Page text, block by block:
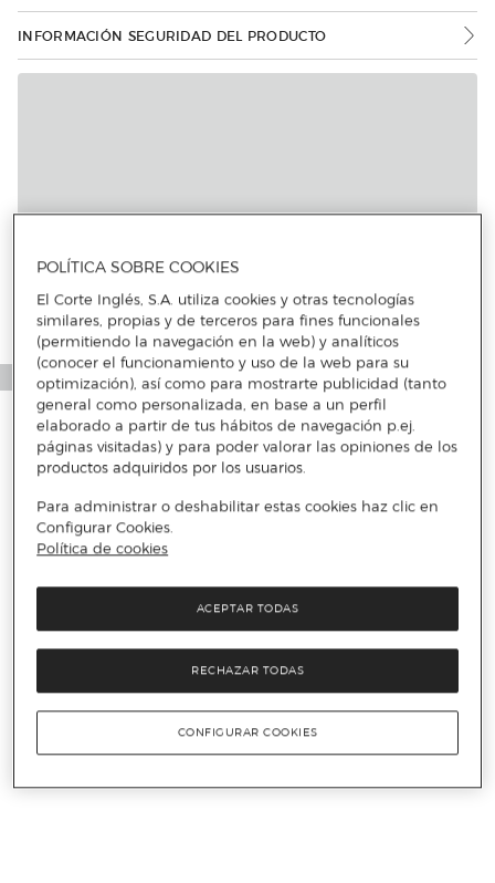
INFORMACIÓN SEGURIDAD DEL PRODUCTO
POLÍTICA SOBRE COOKIES
El Corte Inglés, S.A. utiliza cookies y otras tecnologías
similares, propias y de terceros para fines funcionales
(permitiendo la navegación en la web) y analíticos
(conocer el funcionamiento y uso de la web para su
optimización), así como para mostrarte publicidad (tanto
general como personalizada, en base a un perfil
elaborado a partir de tus hábitos de navegación p.ej.
páginas visitadas) y para poder valorar las opiniones de los
productos adquiridos por los usuarios.
Para administrar o deshabilitar estas cookies haz clic en
Configurar Cookies.
Política de cookies
RECHAZAR TODAS
ACEPTAR TODAS
CONFIGURAR COOKIES